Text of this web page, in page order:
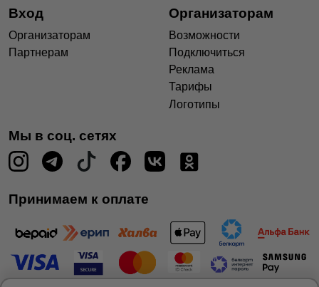
Вход
Организаторам
Партнерам
Организаторам
Возможности
Подключиться
Реклама
Тарифы
Логотипы
Мы в соц. сетях
Принимаем к оплате